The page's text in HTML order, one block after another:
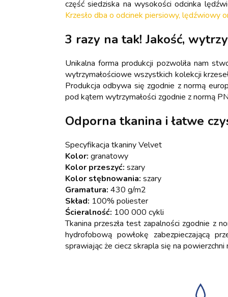
część siedziska na wysokości odcinka
Krzesło dba o odcinek piersiowy, lędźwiowy
3 razy na tak! Jakość,
Unikalna forma produkcji pozwoliła nam
wytrzymałościowe wszystkich kolekcji
Produkcja odbywa się zgodnie z normą
pod kątem wytrzymałości zgodnie z normą
Odporna tkanina i łatwe
Specyfikacja tkaniny Velvet
Kolor: granatowy
Kolor przeszyć: szary
Kolor stębnowania: szary
Gramatura: 430 g/m2
Skład: 100% poliester
Ścieralność: 100 000 cykli
Tkanina przeszła test zapalności zgodnie z
hydrofobową powłokę zabezpieczającą
sprawiając że ciecz skrapla się na powierzchni